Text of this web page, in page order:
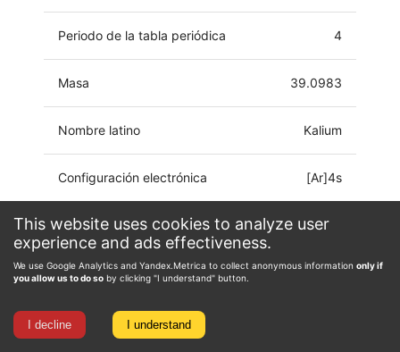
This website uses cookies to analyze user
experience and ads effectiveness.
We use Google Analytics and Yandex.Metrica to collect anonymous information only if
you allow us to do so by clicking "I understand" button.
I decline I understand
Periodo de la tabla periódica 4
Masa 39.0983
Nombre latino Kalium
Configuración electrónica [Ar]4s
Estado de oxidación -1, 0, 1